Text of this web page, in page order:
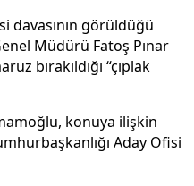
davasının görüldüğü
Müdürü Fatoş Pınar
bırakıldığı “çıplak
konuya ilişkin
Aday Ofisi